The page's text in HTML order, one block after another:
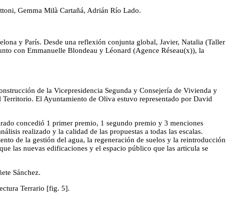
Gemma Milà Cartañá, Adrián Río Lado.
y París. Desde una reflexión conjunta global, Javier, Natalia (Taller
con Emmanuelle Blondeau y Léonard (Agence Réseau(x)), la
de la Vicepresidencia Segunda y Consejería de Vivienda y
El Ayuntamiento de Oliva estuvo representado por David
concedió 1 primer premio, 1 segundo premio y 3 menciones
realizado y la calidad de las propuestas a todas las escalas.
de la gestión del agua, la regeneración de suelos y la reintroducción
las nuevas edificaciones y el espacio público que las articula se
Sánchez.
Terrario [fig. 5].